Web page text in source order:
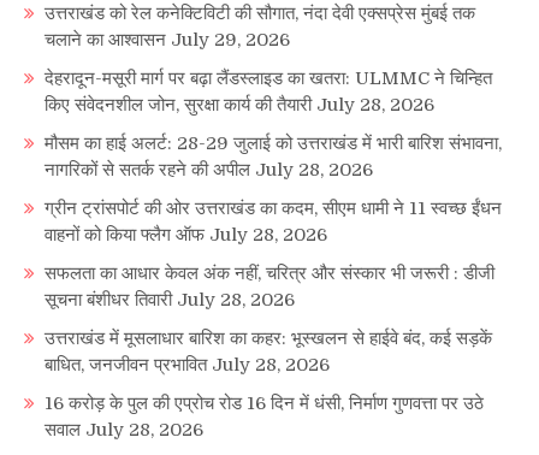
उत्तराखंड को रेल कनेक्टिविटी की सौगात, नंदा देवी एक्सप्रेस मुंबई तक
चलाने का आश्वासन July 29, 2026
देहरादून-मसूरी मार्ग पर बढ़ा लैंडस्लाइड का खतरा: ULMMC ने चिन्हित
किए संवेदनशील जोन, सुरक्षा कार्य की तैयारी July 28, 2026
मौसम का हाई अलर्ट: 28-29 जुलाई को उत्तराखंड में भारी बारिश संभावना,
नागरिकों से सतर्क रहने की अपील July 28, 2026
ग्रीन ट्रांसपोर्ट की ओर उत्तराखंड का कदम, सीएम धामी ने 11 स्वच्छ ईंधन
वाहनों को किया फ्लैग ऑफ July 28, 2026
सफलता का आधार केवल अंक नहीं, चरित्र और संस्कार भी जरूरी : डीजी
सूचना बंशीधर तिवारी July 28, 2026
उत्तराखंड में मूसलाधार बारिश का कहर: भूस्खलन से हाईवे बंद, कई सड़कें
बाधित, जनजीवन प्रभावित July 28, 2026
16 करोड़ के पुल की एप्रोच रोड 16 दिन में धंसी, निर्माण गुणवत्ता पर उठे
सवाल July 28, 2026